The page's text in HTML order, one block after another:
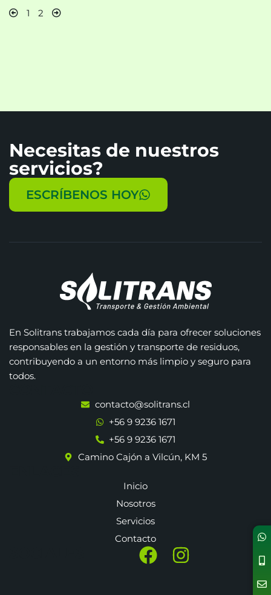
1 2
Necesitas de nuestros
servicios?
ESCRÍBENOS HOY
En Solitrans trabajamos cada día para ofrecer soluciones
responsables en la gestión y transporte de residuos,
contribuyendo a un entorno más limpio y seguro para
todos.
contacto@solitrans.cl
+56 9 9236 1671
+56 9 9236 1671
Camino Cajón a Vilcún, KM 5
Inicio
Nosotros
Servicios
Contacto